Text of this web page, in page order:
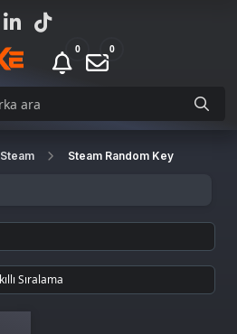
0 0
Steam Steam Random Key